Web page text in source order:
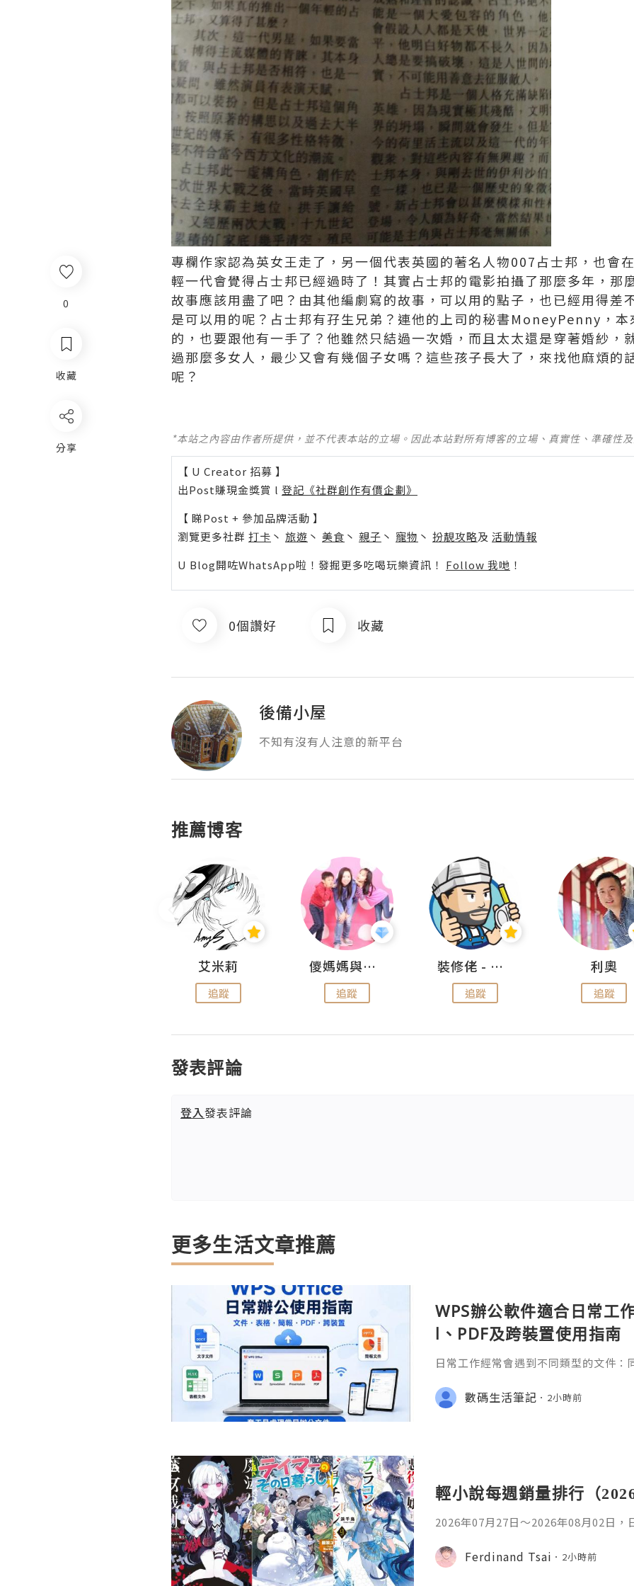
0
收藏
分享
專欄作家認為英女王走了，另一個代表英國的著名人物007占士邦，也會
輕一代會覺得占士邦已經過時了！其實占士邦的電影拍攝了那麼多年，那
故事應該用盡了吧？由其他編劇寫的故事，可以用的點子，也已經用得差
是可以用的呢？占士邦有孖生兄弟？連他的上司的秘書MoneyPenny，
的，也要跟他有一手了？他雖然只結過一次婚，而且太太還是穿著婚紗，
過那麼多女人，最少又會有幾個子女嗎？這些孩子長大了，來找他麻煩的
呢？
*本站之內容由作者所提供，並不代表本站的立場。因此本站對所有博客的立場、真實性、準確性
【 U Creator 招募 】
出Post賺現金獎賞 l 登記《社群創作有價企劃》
【 睇Post + 參加品牌活動 】
瀏覽更多社群 打卡 丶 旅遊 丶 美食 丶 親子 丶 寵物 丶 扮靚攻略及 活動情報
U Blog開咗WhatsApp啦！發掘更多吃喝玩樂資訊！ Follow 我哋 ！
0個讚好 收藏
後備小屋
不知有沒有人注意的新平台
推薦博客
艾米莉
追蹤
儍媽媽與兩隻小魔怪之家
追蹤
裝修佬 - 香港一站式網上裝修平台
追蹤
利奧
追蹤
發表評論
登入發表評論
更多生活文章推薦
WPS辦公軟件適合日常工
l、PDF及跨裝置使用指南
日常工作經常會遇到不同類型的文件
PDF。 如果每種文件都要使用不同程
少人會接觸 WPS Offic
數碼生活筆記 2小時前
輕小說每週銷量排行（
2026年07月27日〜2026年08月02日，
首・文字插畫：すがわらおむ
年08月銷售數：10,281部2. 落後的馴
Ferdinand Tsai 2小時前